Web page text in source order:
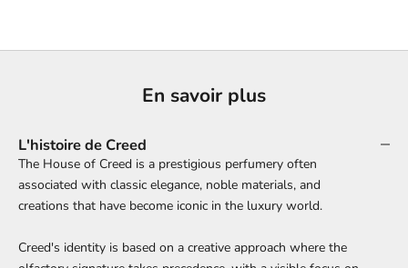
En savoir plus
L'histoire de Creed
The House of Creed is a prestigious perfumery often
associated with classic elegance, noble materials, and
creations that have become iconic in the luxury world.
Creed's identity is based on a creative approach where the